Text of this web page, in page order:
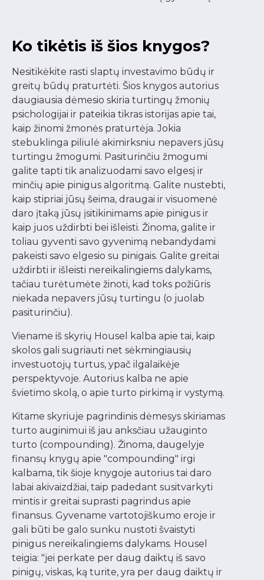
Ko tikėtis iš šios knygos?
Nesitikėkite rasti slaptų investavimo būdų ir
greitų būdų praturtėti. Šios knygos autorius
daugiausia dėmesio skiria turtingų žmonių
psichologijai ir pateikia tikras istorijas apie tai,
kaip žinomi žmonės praturtėja. Jokia
stebuklinga piliulė akimirksniu nepavers jūsų
turtingu žmogumi. Pasiturinčiu žmogumi
galite tapti tik analizuodami savo elgesį ir
minčių apie pinigus algoritmą. Galite nustebti,
kaip stipriai jūsų šeima, draugai ir visuomenė
daro įtaką jūsų įsitikinimams apie pinigus ir
kaip juos uždirbti bei išleisti. Žinoma, galite ir
toliau gyventi savo gyvenimą nebandydami
pakeisti savo elgesio su pinigais. Galite greitai
uždirbti ir išleisti nereikalingiems dalykams,
tačiau turėtumėte žinoti, kad toks požiūris
niekada nepavers jūsų turtingu (o juolab
pasiturinčiu).
Viename iš skyrių Housel kalba apie tai, kaip
skolos gali sugriauti net sėkmingiausių
investuotojų turtus, ypač ilgalaikėje
perspektyvoje. Autorius kalba ne apie
švietimo skolą, o apie turto pirkimą ir vystymą.
Kitame skyriuje pagrindinis dėmesys skiriamas
turto auginimui iš jau anksčiau užauginto
turto (compounding). Žinoma, daugelyje
finansų knygų apie "compounding" irgi
kalbama, tik šioje knygoje autorius tai daro
labai akivaizdžiai, taip padedant susitvarkyti
mintis ir greitai suprasti pagrindus apie
finansus. Gyvename vartotojiškumo eroje ir
gali būti be galo sunku nustoti švaistyti
pinigus nereikalingiems dalykams. Housel
teigia: "jei perkate per daug daiktų iš savo
pinigų, viskas, ką turite, yra per daug daiktų ir